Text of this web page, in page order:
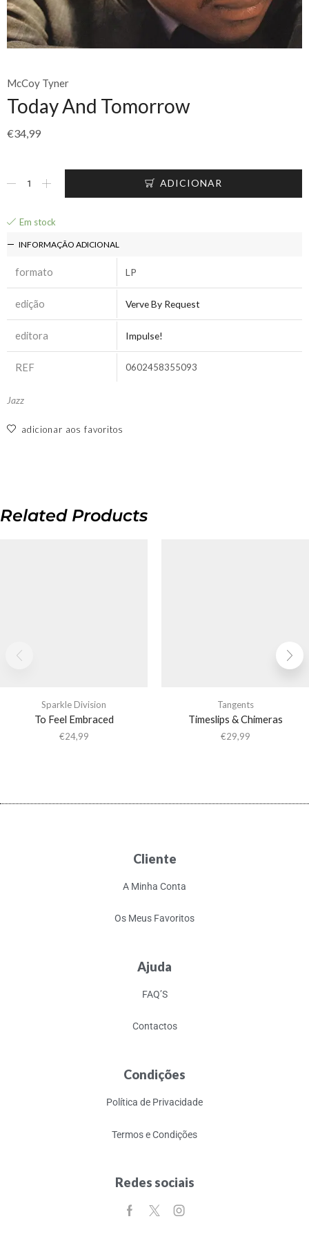
McCoy Tyner
Today And Tomorrow
€34,99
ADICIONAR
Em stock
INFORMAÇÃO ADICIONAL
formato LP
edição Verve By Request
editora Impulse!
REF 0602458355093
Jazz
adicionar aos favoritos
Related Products
Sparkle Division
To Feel Embraced
€24,99
Tangents
Timeslips & Chimeras
€29,99
Cliente
A Minha Conta
Os Meus Favoritos
Ajuda
FAQ’S
Contactos
Condições
Política de Privacidade
Termos e Condições
Redes sociais